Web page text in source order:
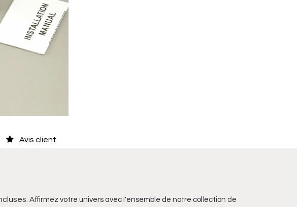
Avis client
Affirmez votre univers avec l'ensemble de notre collection de